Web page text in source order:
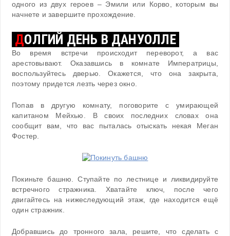
одного из двух героев – Эмили или Корво, которым вы
начнете и завершите прохождение.
ДОЛГИЙ ДЕНЬ В ДАНУОЛЛЕ
Во время встречи происходит переворот, а вас
арестовывают. Оказавшись в комнате Императрицы,
воспользуйтесь дверью. Окажется, что она закрыта,
поэтому придется лезть через окно.
Попав в другую комнату, поговорите с умирающей
капитаном Мейхью. В своих последних словах она
сообщит вам, что вас пыталась отыскать некая Меган
Фостер.
Покиньте башню. Ступайте по лестнице и ликвидируйте
встречного стражника. Хватайте ключ, после чего
двигайтесь на нижеследующий этаж, где находится ещё
один стражник.
Добравшись до тронного зала, решите, что сделать с